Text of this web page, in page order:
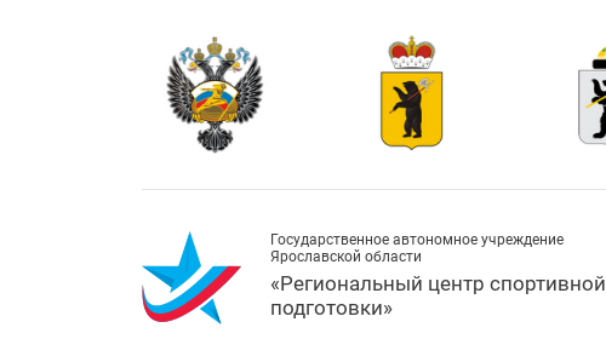
Государственное автономное учреждение
Ярославской области
«Региональный центр спортивной
подготовки»